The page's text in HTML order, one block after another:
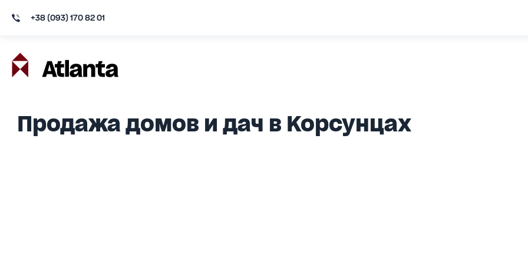
+38 (093) 170 82 01
Продажа домов и дач в Корсунцах